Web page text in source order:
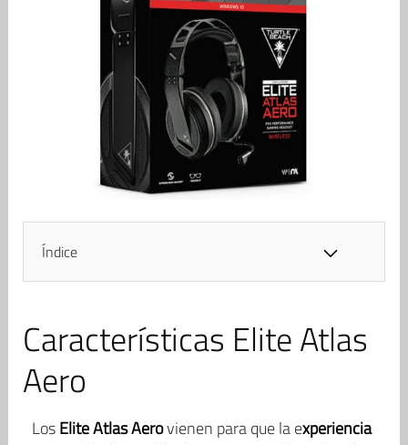
Índice
Características Elite Atlas
Aero
LosElite Atlas Aerovienen para que la experiencia